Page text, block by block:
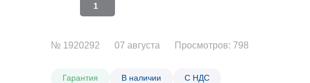
1
№ 1920292 07 августа Просмотров: 798
Гарантия В наличии С НДС